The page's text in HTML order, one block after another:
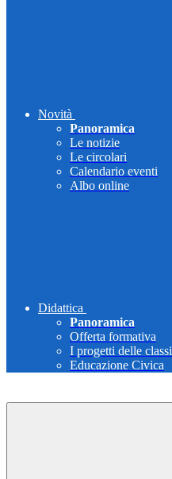
Novità
Panoramica
Le notizie
Le circolari
Calendario eventi
Albo online
Didattica
Panoramica
Offerta formativa
I progetti delle classi
Educazione Civica